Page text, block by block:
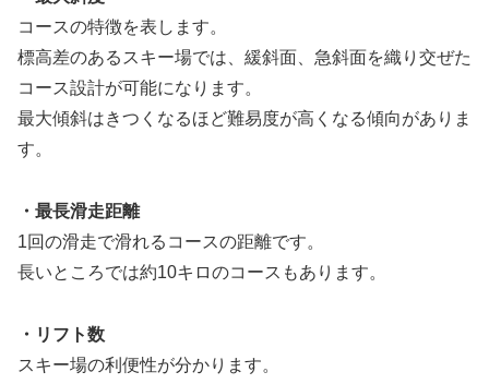
コースの特徴を表します。
標高差のあるスキー場では、緩斜面、急斜面を織り交ぜた
コース設計が可能になります。
最大傾斜はきつくなるほど難易度が高くなる傾向がありま
す。
・最長滑走距離
1回の滑走で滑れるコースの距離です。
長いところでは約10キロのコースもあります。
・リフト数
スキー場の利便性が分かります。